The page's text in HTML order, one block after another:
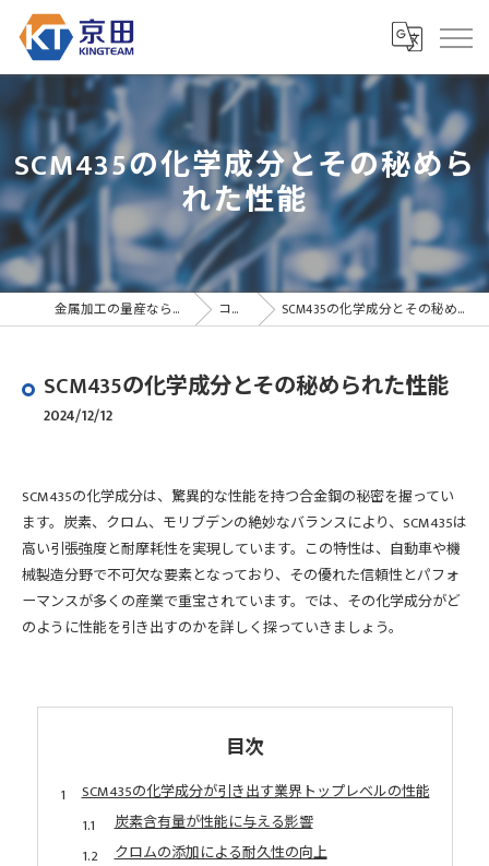
SCM435の化学成分とその秘めら
れた性能
金属加工の量産なら京田精密 コラム SCM435の化学成分とその秘められた性能
SCM435の化学成分とその秘められた性能
2024/12/12
SCM435の化学成分は、驚異的な性能を持つ合金鋼の秘密を握ってい
ます。炭素、クロム、モリブデンの絶妙なバランスにより、SCM435は
高い引張強度と耐摩耗性を実現しています。この特性は、自動車や機
械製造分野で不可欠な要素となっており、その優れた信頼性とパフォ
ーマンスが多くの産業で重宝されています。では、その化学成分がど
のように性能を引き出すのかを詳しく探っていきましょう。
目次
SCM435の化学成分が引き出す業界トップレベルの性能
炭素含有量が性能に与える影響
クロムの添加による耐久性の向上